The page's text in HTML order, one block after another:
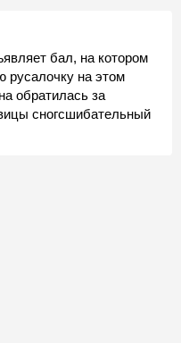
бал, на котором
русалочку на этом
обратилась за
сногсшибательный